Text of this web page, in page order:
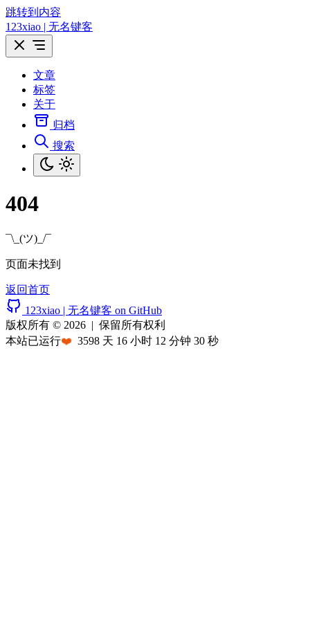
跳转到内容
123xiao | 无名键客
文章
标签
关于
归档
搜索
404
¯\_(ツ)_/¯
页面未找到
返回首页
123xiao | 无名键客 on GitHub
版权所有 © 2026 | 保留所有权利
本站已运行❤️ 3598 天 16 小时 12 分钟 30 秒